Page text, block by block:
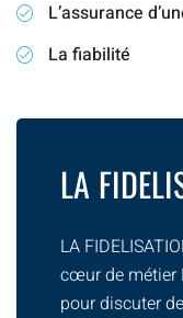
L’assurance
La fiabilité
LA
LA
cœur de métier
pour discuter